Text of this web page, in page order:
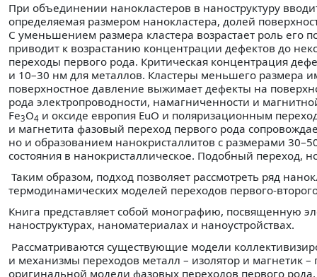
При объединении нанокластеров в наноструктуру
определяемая размером нанокластера, долей
С уменьшением размера кластера возрастает роль его
приводит к возрастанию концентрации дефектов до
переходы первого рода. Критическая концентрация
и 10–30 нм для металлов. Кластеры меньшего размера
поверхностное давление выжимает дефекты на
рода электропроводности, намагниченности и
Fe3O4 и оксиде европия EuO и поляризационным
и магнетита фазовый переход первого рода
но и образованием нанокристаллитов с размерами
состояния в нанокристаллическое. Подобный переход,
Таким образом, подход позволяет рассмотреть ряд
термодинамических моделей переходов первого-
Книга представляет собой монографию, посвященную
наноструктурах, наноматериалах и наноустройствах.
Рассматриваются существующие модели
и механизмы переходов металл – изолятор и магнетик
оригинальной модели фазовых переходов первого